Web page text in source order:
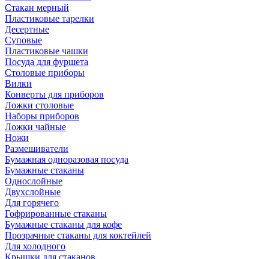
Стакан мерный
Пластиковые тарелки
Десертные
Суповые
Пластиковые чашки
Посуда для фуршета
Столовые приборы
Вилки
Конверты для приборов
Ложки столовые
Наборы приборов
Ложки чайные
Ножи
Размешиватели
Бумажная одноразовая посуда
Бумажные стаканы
Однослойные
Двухслойные
Для горячего
Гофрированные стаканы
Бумажные стаканы для кофе
Прозрачные стаканы для коктейлей
Для холодного
Крышки для стаканов